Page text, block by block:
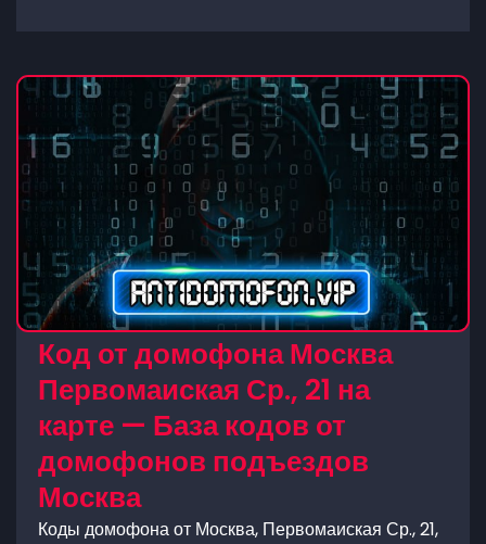
Код от домофона Москва
Первомаиская Ср., 21 на
карте — База кодов от
домофонов подъездов
Москва
Коды домофона от Москва, Первомаиская Ср., 21,